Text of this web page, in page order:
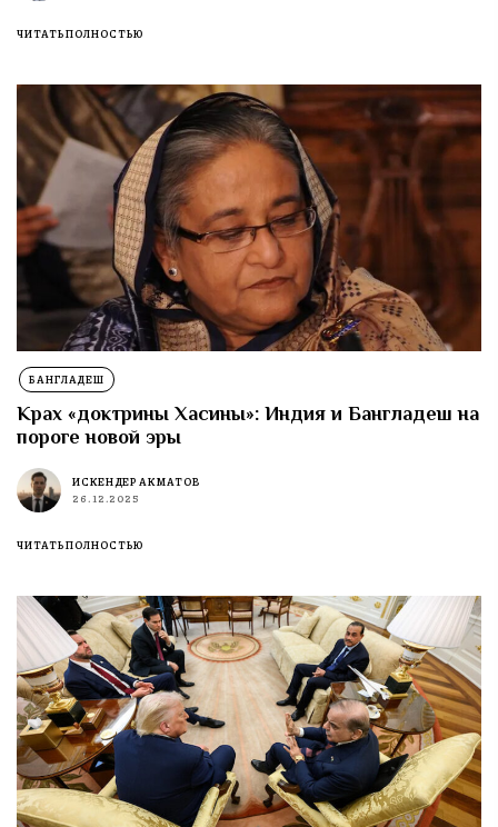
ЧИТАТЬ ПОЛНОСТЬЮ
БАНГЛАДЕШ
Крах «доктрины Хасины»: Индия и Бангладеш на
пороге новой эры
ИСКЕНДЕР АКМАТОВ
26.12.2025
ЧИТАТЬ ПОЛНОСТЬЮ